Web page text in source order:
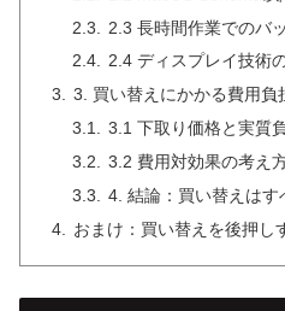
2.3 長時間作業でのバ
2.4 ディスプレイ技術
3. 買い替えにかかる費用負
3.1 下取り価格と実質
3.2 費用対効果の考え
4. 結論：買い替えはす
おまけ：買い替えを後押し